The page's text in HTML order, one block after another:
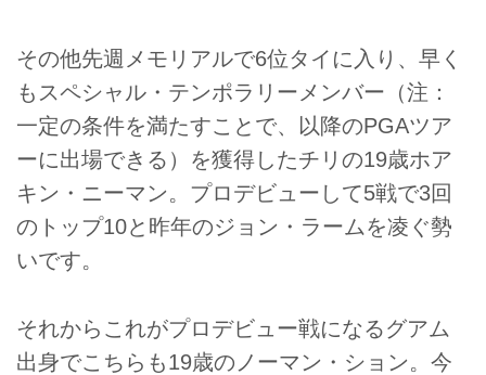
その他先週メモリアルで6位タイに入り、早く
もスペシャル・テンポラリーメンバー（注：
一定の条件を満たすことで、以降のPGAツア
ーに出場できる）を獲得したチリの19歳ホア
キン・ニーマン。プロデビューして5戦で3回
のトップ10と昨年のジョン・ラームを凌ぐ勢
いです。
それからこれがプロデビュー戦になるグアム
出身でこちらも19歳のノーマン・ション。今